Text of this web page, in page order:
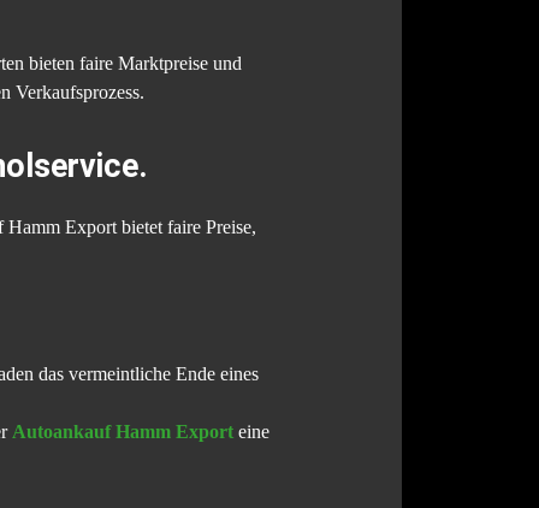
bieten faire Marktpreise und
Verkaufsprozess.
Export bietet faire Preise,
das vermeintliche Ende eines
Autoankauf Hamm Export eine